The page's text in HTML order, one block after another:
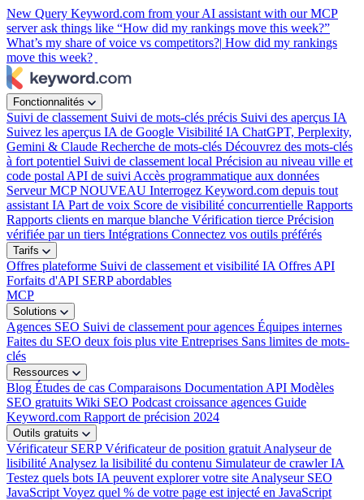
New Query Keyword.com from your AI assistant with our MCP
server ask things like “How did my rankings move this week?”
What’s my share of voice vs competitors?| How did my rankings
move this week?
Fonctionnalités
Suivi de classement Suivi de mots-clés précis Suivi des aperçus IA
Suivez les aperçus IA de Google Visibilité IA ChatGPT, Perplexity,
Gemini & Claude Recherche de mots-clés Découvrez des mots-clés
à fort potentiel Suivi de classement local Précision au niveau ville et
code postal API de suivi Accès programmatique aux données
Serveur MCPNOUVEAU Interrogez Keyword.com depuis tout
assistant IA Part de voix Score de visibilité concurrentielle Rapports
Rapports clients en marque blanche Vérification tierce Précision
vérifiée par un tiers Intégrations Connectez vos outils préférés
Tarifs
Offres plateforme Suivi de classement et visibilité IA Offres API
Forfaits d'API SERP abordables
MCP
Solutions
Agences SEO Suivi de classement pour agences Équipes internes
Faites du SEO deux fois plus vite Entreprises Sans limites de mots-
clés
Ressources
Blog Études de cas Comparaisons Documentation API Modèles
SEO gratuits Wiki SEO Podcast croissance agences Guide
Keyword.com Rapport de précision 2024
Outils gratuits
Vérificateur SERPVérificateur de position gratuit Analyseur de
lisibilité Analysez la lisibilité du contenu Simulateur de crawler IA
Testez quels bots IA peuvent explorer votre site Analyseur SEO
JavaScript Voyez quel % de votre page est injecté en JavaScript